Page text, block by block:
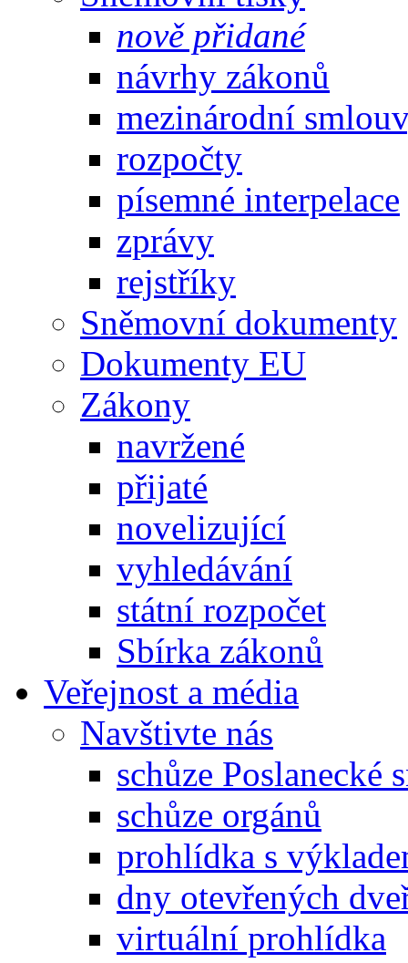
nově přidané
návrhy zákonů
mezinárodní
rozpočty
písemné interpelace
zprávy
rejstříky
Sněmovní dokumenty
Dokumenty EU
Zákony
navržené
přijaté
novelizující
vyhledávání
státní rozpočet
Sbírka zákonů
Veřejnost a média
Navštivte nás
schůze Poslanecké
schůze orgánů
prohlídka s
dny otevřených
virtuální prohlídka